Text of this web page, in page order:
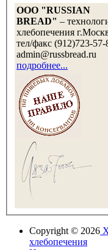
OOO "RUSSIAN
BREAD" –
хлебопечения
тел/факс (912)723-57-
admin@russbread.ru
подробнее...
Copyright © 2026
хлебопечения